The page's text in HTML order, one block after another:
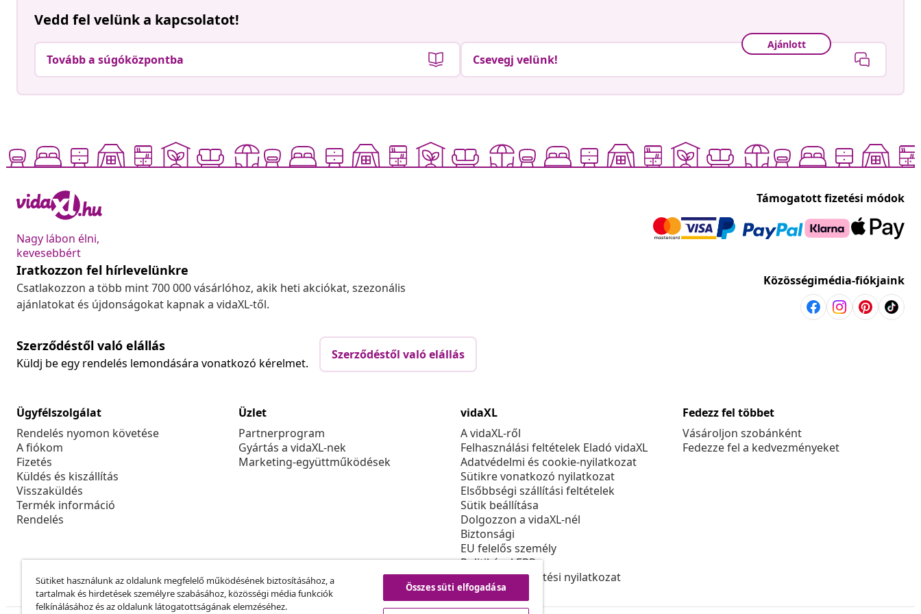
Vedd fel velünk a kapcsolatot!
Tovább a súgóközpontba
Ajánlott
Csevegj velünk!
Nagy lábon élni,
kevesebbért
Támogatott fizetési módok
Iratkozzon fel hírlevelünkre
Csatlakozzon a több mint 700 000 vásárlóhoz, akik heti akciókat, szezonális
ajánlatokat és újdonságokat kapnak a vidaXL-től.
Közösségimédia-fiókjaink
Szerződéstől való elállás
Küldj be egy rendelés lemondására vonatkozó kérelmet.
Szerződéstől való elállás
Ügyfélszolgálat
Rendelés nyomon követése
A fiókom
Fizetés
Küldés és kiszállítás
Visszaküldés
Termék információ
Rendelés
Üzlet
Partnerprogram
Gyártás a vidaXL-nek
Marketing-együttműködések
vidaXL
A vidaXL-ről
Felhasználási feltételek Eladó vidaXL
Adatvédelmi és cookie-nyilatkozat
Sütikre vonatkozó nyilatkozat
Elsőbbségi szállítási feltételek
Sütik beállítása
Dolgozzon a vidaXL-nél
Biztonsági
EU felelős személy
Politikával EPR
Akadálymentesítési nyilatkozat
Fedezz fel többet
Vásároljon szobánként
Fedezze fel a kedvezményeket
Sütiket használunk az oldalunk megfelelő működésének biztosításához, a
tartalmak és hirdetések személyre szabásához, közösségi média funkciók
felkínálásához és az oldalunk látogatottságának elemzéséhez.
Összes süti elfogadása